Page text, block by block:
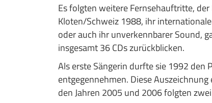
Es folgten weitere Fernsehauftritte, der
Kloten/Schweiz 1988, ihr
oder auch ihr unverkennbarer Sound,
insgesamt 36 CDs zurückblicken.
Als erste Sängerin durfte sie 1992 den
entgegennehmen. Diese
den Jahren 2005 und 2006 folgten zwei